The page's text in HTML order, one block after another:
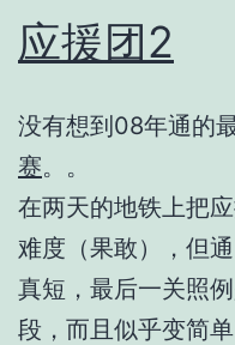
应援团2
没有想到08年通的
赛。。
在两天的地铁上把
难度（果敢），但
真短，最后一关照
段，而且似乎变简